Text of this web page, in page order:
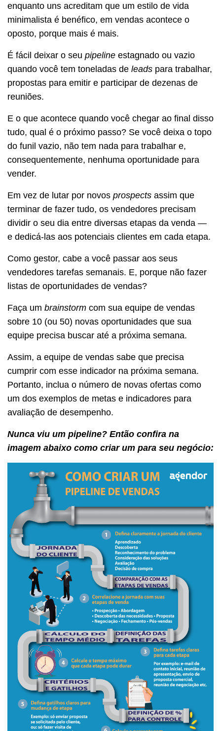
enquanto uns acreditam que um estilo de vida
minimalista é benéfico, em vendas acontece o
oposto, porque mais é mais.
É fácil deixar o seu pipeline estagnado ou vazio
quando você tem toneladas de leads para trabalhar,
propostas para emitir e participar de dezenas de
reuniões.
E o que acontece quando você chegar ao final disso
tudo, qual é o próximo passo? Se você deixa o topo
do funil vazio, não tem nada para trabalhar e,
consequentemente, nenhuma oportunidade para
vender.
Em vez de lutar por novos prospects assim que
terminar de fazer tudo, os vendedores precisam
dividir o seu dia entre diversas etapas da venda —
e dedicá-las aos potenciais clientes em cada etapa.
Como gestor, cabe a você passar aos seus
vendedores tarefas semanais. E, porque não fazer
listas de oportunidades de vendas?
Faça um brainstorm com sua equipe de vendas
sobre 10 (ou 50) novas oportunidades que sua
equipe precisa buscar até a próxima semana.
Assim, a equipe de vendas sabe que precisa
cumprir com esse indicador na próxima semana.
Portanto, inclua o número de novas ofertas como
um dos exemplos de metas e indicadores para
avaliação de desempenho.
Nunca viu um pipeline? Então confira na
imagem abaixo como criar um para seu negócio: